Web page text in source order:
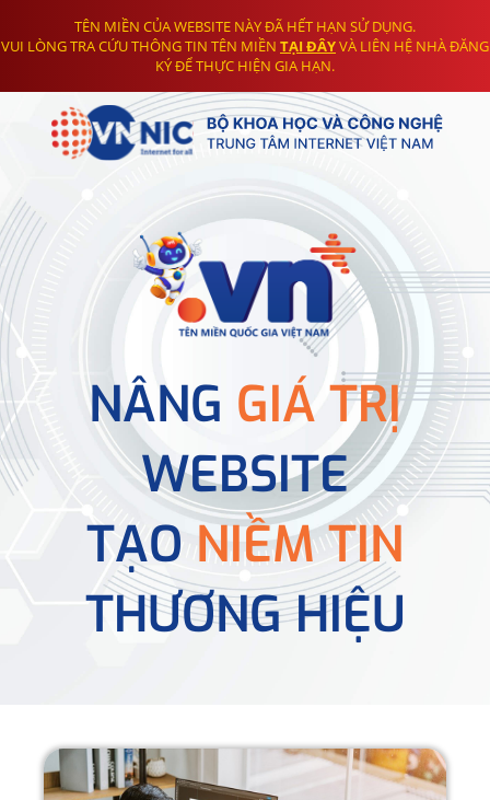
TÊN MIỀN CỦA WEBSITE NÀY ĐÃ HẾT HẠN SỬ DỤNG.
VUI LÒNG TRA CỨU THÔNG TIN TÊN MIỀN TẠI ĐÂYVÀ LIÊN HỆ NHÀ ĐĂNG
KÝ ĐỂ THỰC HIỆN GIA HẠN.
NÂNG GIÁ TRỊ
WEBSITE
TẠONIỀM TIN
THƯƠNG HIỆU